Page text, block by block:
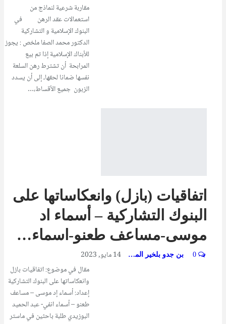
مقاربة شرعية لنماذج من
استعمالات عقد الرهن في
البنوك الإسلامية و التشاركية
الدكتور محمد الصفا ملخص : يجوز
للأبناك الإسلامية إذا تم بيع
المرابحة أن تشترط رهن السلعة
نفسها ضمانا لحقها، إلى أن يسدد
الزبون جميع الأقساط،…
اتفاقيات (بازل) وانعكاساتها على
البنوك التشاركية – أسماء اد
موسى-مساعف طعنو-اسماء…
بن جدو بلخير المشرف العام 14 مايو, 2023
مقال في موضوع: اتفاقيات بازل
وانعكاساتها على البنوك التشاركية
إعداد: أسماء إد موسى – مساعف
طعنو – أسماء انفي- عبد الحميد
البوزيدي طلبة باحثين في ماستر